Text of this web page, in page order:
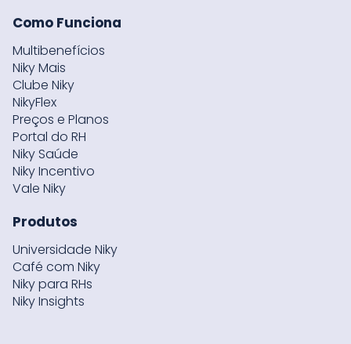
Como Funciona
Multibenefícios
Niky Mais
Clube Niky
NikyFlex
Preços e Planos
Portal do RH
Niky Saúde
Niky Incentivo
Vale Niky
Produtos
Universidade Niky
Café com Niky
Niky para RHs
Niky Insights